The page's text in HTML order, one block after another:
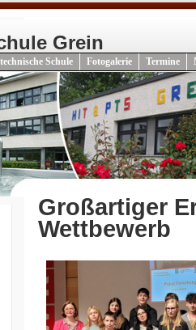
Grein
Schule Fotogalerie Termine
Großartiger
Wettbewerb